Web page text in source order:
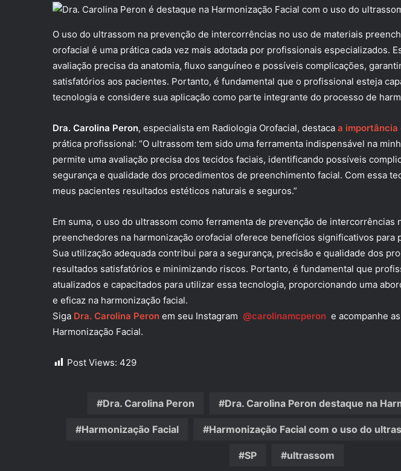
O uso do ultrassom na prevenção de intercorrências no uso de materiais
orofacial é uma prática cada vez mais adotada por profissionais especializados.
avaliação precisa da anatomia, fluxo sanguíneo e possíveis complicações,
satisfatórios aos pacientes. Portanto, é fundamental que o profissional esteja
tecnologia e considere sua aplicação como parte integrante do processo de
Dra. Carolina Peron, especialista em Radiologia Orofacial, destaca a importância
prática profissional: “O ultrassom tem sido uma ferramenta indispensável na
permite uma avaliação precisa dos tecidos faciais, identificando possíveis
segurança e qualidade dos procedimentos de preenchimento facial. Com essa
meus pacientes resultados estéticos naturais e seguros.”
Em suma, o uso do ultrassom como ferramenta de prevenção de intercorrências
preenchedores na harmonização orofacial oferece benefícios significativos para
Sua utilização adequada contribui para a segurança, precisão e qualidade dos
resultados satisfatórios e minimizando riscos. Portanto, é fundamental que
atualizados e capacitados para utilizar essa tecnologia, proporcionando uma
e eficaz na harmonização facial.
Siga Dra. Carolina Peron em seu Instagram @carolinamcperon e acompanhe
Harmonização Facial.
Post Views: 429
Dra. Carolina Peron Dra. Carolina Peron destaque na
Harmonização Facial Harmonização Facial com o uso do
SP ultrassom